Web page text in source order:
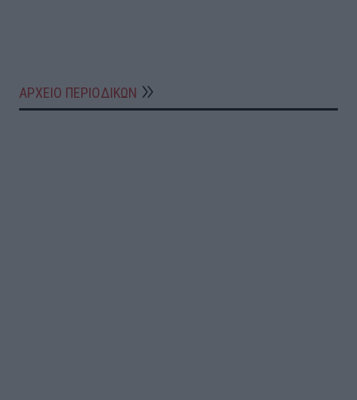
ΑΡΧΕΙΟ ΠΕΡΙΟΔΙΚΩΝ